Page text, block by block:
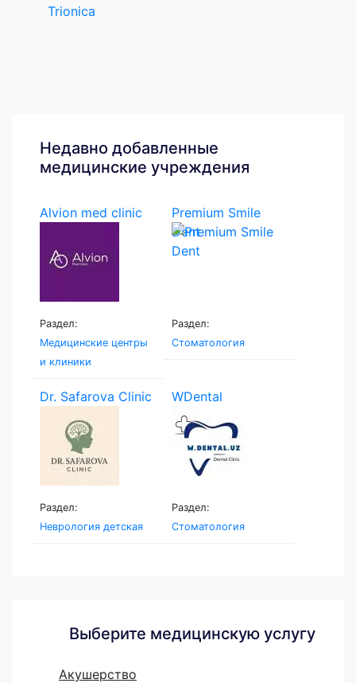
Trionica
Недавно добавленные
медицинские учреждения
Alvion med clinic
Раздел:
Медицинские центры
и клиники
Premium Smile
Dent
Раздел:
Стоматология
Dr. Safarova Clinic
Раздел:
Неврология детская
WDental
Раздел:
Стоматология
Выберите медицинскую услугу
Акушерство